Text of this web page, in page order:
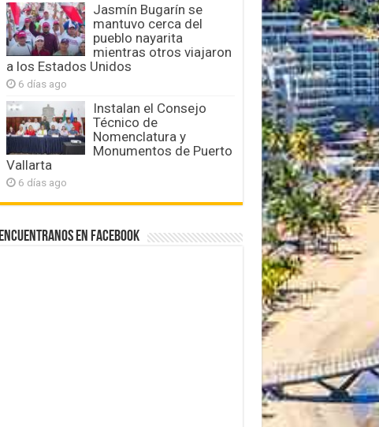
Jasmín Bugarín se
mantuvo cerca del
pueblo nayarita
mientras otros viajaron
a los Estados Unidos
6 días ago
Instalan el Consejo
Técnico de
Nomenclatura y
Monumentos de Puerto
Vallarta
6 días ago
Encuentranos en Facebook